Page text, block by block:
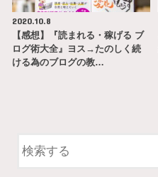
2020.10.8
【感想】『読まれる・稼げる ブ
ログ術大全』ヨス→たのしく続
ける為のブログの教…